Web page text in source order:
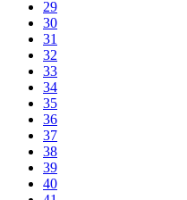
29
30
31
32
33
34
35
36
37
38
39
40